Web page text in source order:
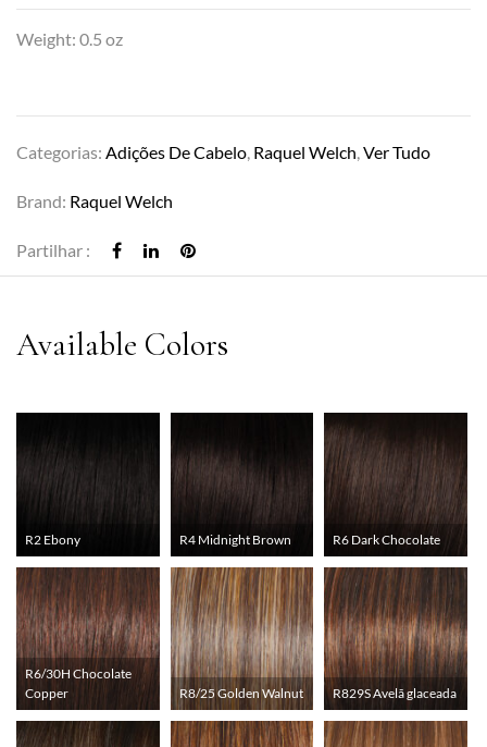
Weight: 0.5 oz
Categorias: Adições De Cabelo, Raquel Welch,Ver Tudo
Brand: Raquel Welch
Partilhar :
R2 Ebony R4 Midnight Brown R6 Dark Chocolate
R6/30H Chocolate
Copper
R8/25 Golden Walnut R829S Avelã glaceada